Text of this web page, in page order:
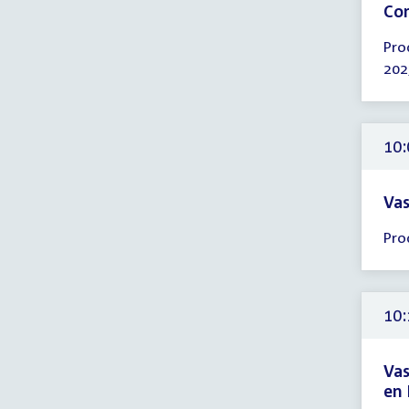
-
uur
-
en